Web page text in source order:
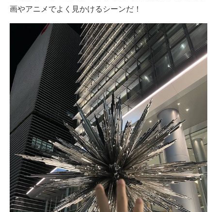
画やアニメでよく見かけるシーンだ！